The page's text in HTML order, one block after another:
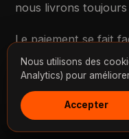
nous livrons
Le paiement se fait
Money, Wave ou
de façon
rythme le plus
Nous utilisons des
Analytics) pour
Accepter